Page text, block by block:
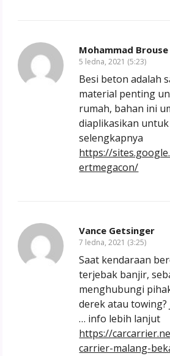
Mohammad Brouse
5 ledna, 2021 (5:23)
Besi beton adalah
material penting
rumah, bahan ini
diaplikasikan
selengkapnya
https://
ertmegacon/
Vance Getsinger
7 ledna, 2021 (3:25)
Saat kendaraan
terjebak banjir,
menghubungi
derek atau towing?
… info lebih lanjut
https://
carrier-malang-